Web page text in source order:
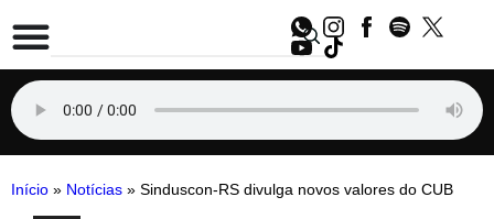
Início » Notícias » Sinduscon-RS divulga novos valores do CUB